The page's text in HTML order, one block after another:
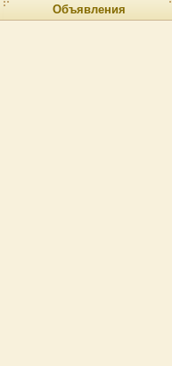
Объявления